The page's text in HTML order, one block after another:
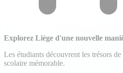
Explorez Liège d'une nouvelle
Les étudiants découvrent les trésors
scolaire mémorable.